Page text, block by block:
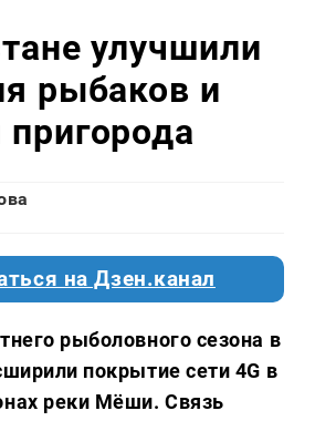
улучшили
рыбаков и
на Дзен.канал
рыболовного сезона в
покрытие сети 4G в
реки Мёши. Связь